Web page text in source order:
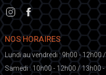
NOS HORAIRES
Lundi au vendredi : 9h00 - 12h00
Samedi : 10h00 - 12h00 / 13h00